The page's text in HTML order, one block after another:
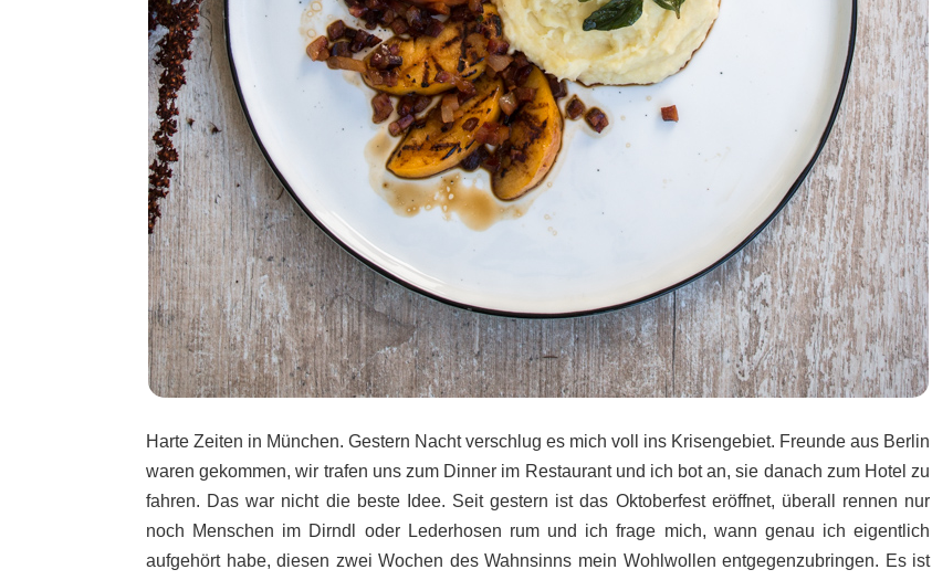
Harte Zeiten in München. Gestern Nacht verschlug es mich voll ins Krisengebiet. Freunde aus Berlin
waren gekommen, wir trafen uns zum Dinner im Restaurant und ich bot an, sie danach zum Hotel zu
fahren. Das war nicht die beste Idee. Seit gestern ist das Oktoberfest eröffnet, überall rennen nur
noch Menschen im Dirndl oder Lederhosen rum und ich frage mich, wann genau ich eigentlich
aufgehört habe, diesen zwei Wochen des Wahnsinns mein Wohlwollen entgegenzubringen. Es ist